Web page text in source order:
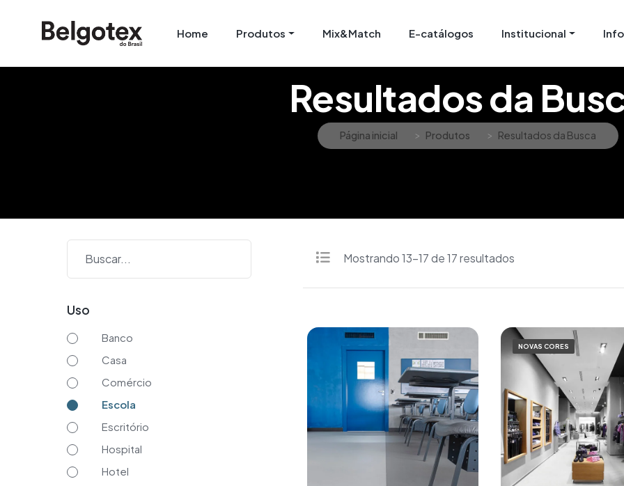
Home Produtos Mix&Match E-catálogos Institucional
Resultados da
Página inicial Produtos Resultados da Busca
Mostrando 13–17 de 17 resultados
NOVAS CORES
Uso
Banco
Casa
Comércio
Escola
Escritório
Hospital
Hotel